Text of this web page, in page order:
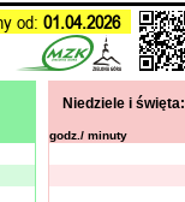
od: 01.04.2026
Niedziele i święta:
godz./ minuty